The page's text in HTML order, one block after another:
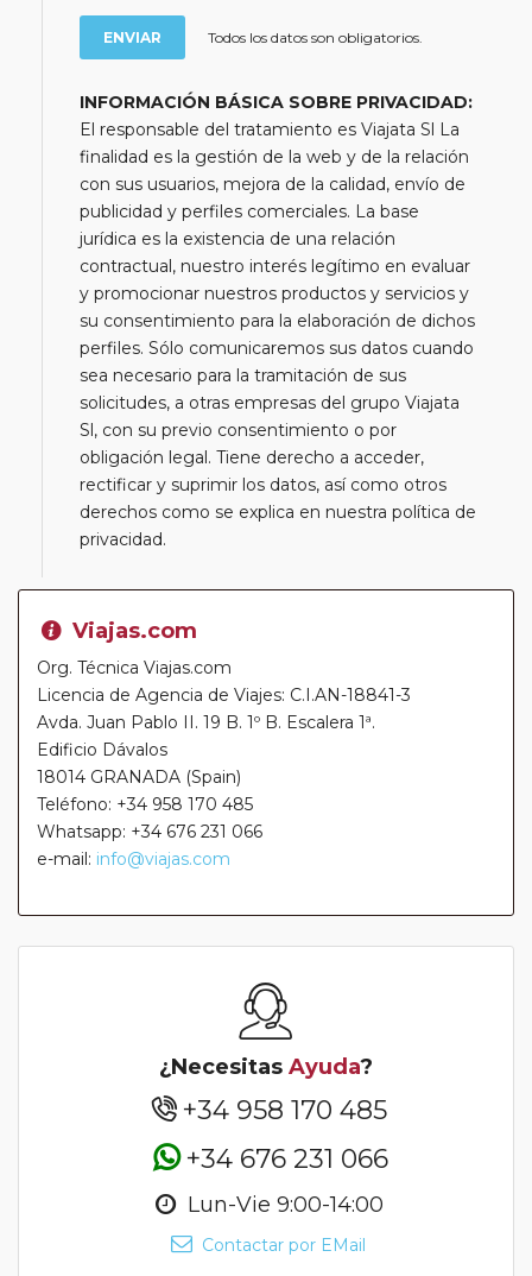
Todos los datos son obligatorios.
INFORMACIÓN BÁSICA SOBRE PRIVACIDAD:
El responsable del tratamiento es Viajata Sl La
finalidad es la gestión de la web y de la relación
con sus usuarios, mejora de la calidad, envío de
publicidad y perfiles comerciales. La base
jurídica es la existencia de una relación
contractual, nuestro interés legítimo en evaluar
y promocionar nuestros productos y servicios y
su consentimiento para la elaboración de dichos
perfiles. Sólo comunicaremos sus datos cuando
sea necesario para la tramitación de sus
solicitudes, a otras empresas del grupo Viajata
Sl, con su previo consentimiento o por
obligación legal. Tiene derecho a acceder,
rectificar y suprimir los datos, así como otros
derechos como se explica en nuestra política de
privacidad.
Viajas.com
Org. Técnica Viajas.com
Licencia de Agencia de Viajes: C.I.AN-18841-3
Avda. Juan Pablo II. 19 B. 1º B. Escalera 1ª.
Edificio Dávalos
18014 GRANADA (Spain)
Teléfono: +34 958 170 485
Whatsapp: +34 676 231 066
e-mail: info@viajas.com
¿Necesitas Ayuda?
+34 958 170 485
+34 676 231 066
Lun-Vie 9:00-14:00
Contactar por EMail